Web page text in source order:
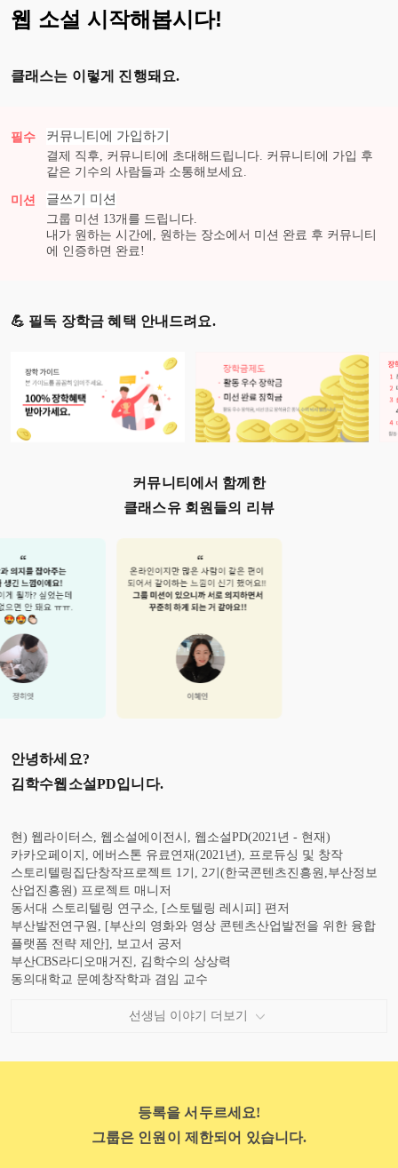
웹 소설 시작해봅시다!
클래스는 이렇게 진행돼요.
필수 커뮤니티에 가입하기
결제 직후, 커뮤니티에 초대해드립니다. 커뮤니티에 가입 후
같은 기수의 사람들과 소통해보세요.
미션 글쓰기 미션
그룹 미션 13개를 드립니다.
내가 원하는 시간에, 원하는 장소에서 미션 완료 후 커뮤니티
에 인증하면 완료!
💪 필독 장학금 혜택 안내드려요.
커뮤니티에서 함께한
클래스유 회원들의 리뷰
안녕하세요?
김학수웹소설PD입니다.
현) 웹라이터스, 웹소설에이전시, 웹소설PD(2021년 - 현재)
카카오페이지, 에버스톤 유료연재(2021년), 프로듀싱 및 창작
스토리텔링집단창작프로젝트 1기, 2기(한국콘텐츠진흥원,부산정보
산업진흥원) 프로젝트 매니저
동서대 스토리텔링 연구소, [스토텔링 레시피] 편저
부산발전연구원, [부산의 영화와 영상 콘텐츠산업발전을 위한 융합
플랫폼 전략 제안], 보고서 공저
부산CBS라디오매거진, 김학수의 상상력
동의대학교 문예창작학과 겸임 교수
부산시청 도시정책과 시민공원 네이밍 소위원회 자문위원
부산여성인력지원센터 스토리텔링 강의
사하비즈니스센터, 비즈니스 스토리텔링 강의와 프로젝트 진행
부산발전연구원, 맛집스토리텔링 프로젝트 입상
선생님 이야기 더보기
등록을 서두르세요!
그룹은 인원이 제한되어 있습니다.